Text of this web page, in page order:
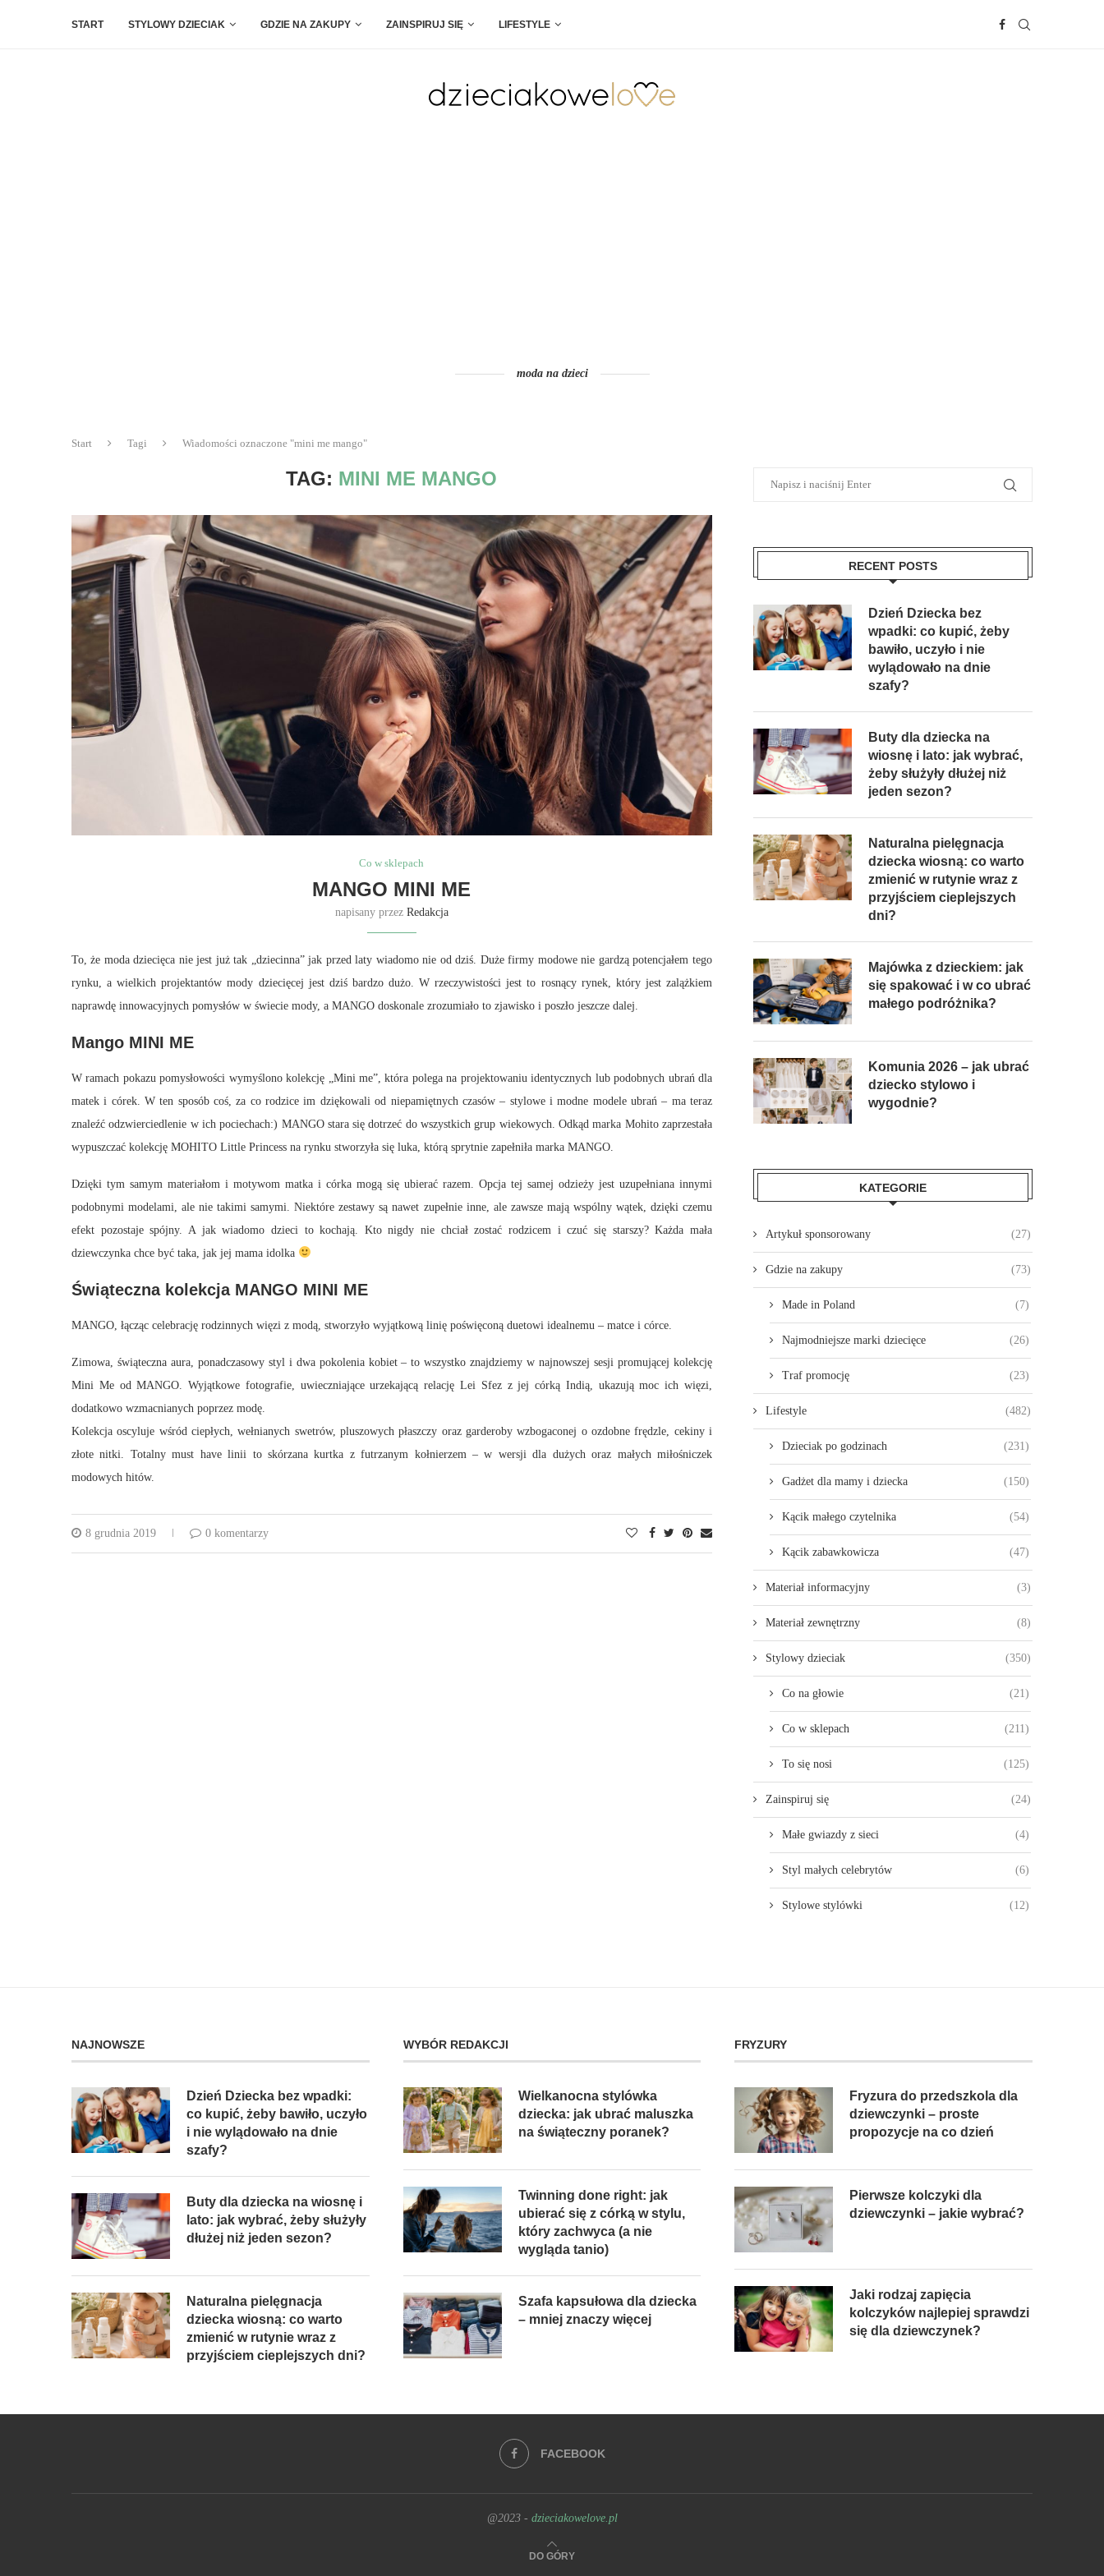
START STYLOWY DZIECIAK GDZIE NA ZAKUPY ZAINSPIRUJ SIĘ LIFESTYLE
moda na dzieci
Start Tagi Wiadomości oznaczone "mini me mango"
TAG: MINI ME MANGO
Co w sklepach
MANGO MINI ME
napisany przez Redakcja
To, że moda dziecięca nie jest już tak „dziecinna” jak przed laty wiadomo nie od dziś. Duże firmy modowe nie gardzą potencjałem tego
rynku, a wielkich projektantów mody dziecięcej jest dziś bardzo dużo. W rzeczywistości jest to rosnący rynek, który jest zalążkiem
naprawdę innowacyjnych pomysłów w świecie mody, a MANGO doskonale zrozumiało to zjawisko i poszło jeszcze dalej.
Mango MINI ME
W ramach pokazu pomysłowości wymyślono kolekcję „Mini me”, która polega na projektowaniu identycznych lub podobnych ubrań dla
matek i córek. W ten sposób coś, za co rodzice im dziękowali od niepamiętnych czasów – stylowe i modne modele ubrań – ma teraz
znaleźć odzwierciedlenie w ich pociechach:) MANGO stara się dotrzeć do wszystkich grup wiekowych. Odkąd marka Mohito zaprzestała
wypuszczać kolekcję MOHITO Little Princess na rynku stworzyła się luka, którą sprytnie zapełniła marka MANGO.
Dzięki tym samym materiałom i motywom matka i córka mogą się ubierać razem. Opcja tej samej odzieży jest uzupełniana innymi
podobnymi modelami, ale nie takimi samymi. Niektóre zestawy są nawet zupełnie inne, ale zawsze mają wspólny wątek, dzięki czemu
efekt pozostaje spójny. A jak wiadomo dzieci to kochają. Kto nigdy nie chciał zostać rodzicem i czuć się starszy? Każda mała
dziewczynka chce być taka, jak jej mama idolka
Świąteczna kolekcja MANGO MINI ME
MANGO, łącząc celebrację rodzinnych więzi z modą, stworzyło wyjątkową linię poświęconą duetowi idealnemu – matce i córce.
Zimowa, świąteczna aura, ponadczasowy styl i dwa pokolenia kobiet – to wszystko znajdziemy w najnowszej sesji promującej kolekcję
Mini Me od MANGO. Wyjątkowe fotografie, uwieczniające urzekającą relację Lei Sfez z jej córką Indią, ukazują moc ich więzi,
dodatkowo wzmacnianych poprzez modę.
Kolekcja oscyluje wśród ciepłych, wełnianych swetrów, pluszowych płaszczy oraz garderoby wzbogaconej o ozdobne frędzle, cekiny i
złote nitki. Totalny must have linii to skórzana kurtka z futrzanym kołnierzem – w wersji dla dużych oraz małych miłośniczek
modowych hitów.
8 grudnia 2019 0 komentarzy
RECENT POSTS
Dzień Dziecka bez
wpadki: co kupić, żeby
bawiło, uczyło i nie
wylądowało na dnie
szafy?
Buty dla dziecka na
wiosnę i lato: jak wybrać,
żeby służyły dłużej niż
jeden sezon?
Naturalna pielęgnacja
dziecka wiosną: co warto
zmienić w rutynie wraz z
przyjściem cieplejszych
dni?
Majówka z dzieckiem: jak
się spakować i w co ubrać
małego podróżnika?
Komunia 2026 – jak ubrać
dziecko stylowo i
wygodnie?
KATEGORIE
Artykuł sponsorowany (27)
Gdzie na zakupy (73)
Made in Poland (7)
Najmodniejsze marki dziecięce (26)
Traf promocję (23)
Lifestyle (482)
Dzieciak po godzinach (231)
Gadżet dla mamy i dziecka (150)
Kącik małego czytelnika (54)
Kącik zabawkowicza (47)
Materiał informacyjny (3)
Materiał zewnętrzny (8)
Stylowy dzieciak (350)
Co na głowie (21)
Co w sklepach (211)
To się nosi (125)
Zainspiruj się (24)
Małe gwiazdy z sieci (4)
Styl małych celebrytów (6)
Stylowe stylówki (12)
NAJNOWSZE
Dzień Dziecka bez wpadki:
co kupić, żeby bawiło, uczyło
i nie wylądowało na dnie
szafy?
Buty dla dziecka na wiosnę i
lato: jak wybrać, żeby służyły
dłużej niż jeden sezon?
Naturalna pielęgnacja
dziecka wiosną: co warto
zmienić w rutynie wraz z
przyjściem cieplejszych dni?
WYBÓR REDAKCJI
Wielkanocna stylówka
dziecka: jak ubrać maluszka
na świąteczny poranek?
Twinning done right: jak
ubierać się z córką w stylu,
który zachwyca (a nie
wygląda tanio)
Szafa kapsułowa dla dziecka
– mniej znaczy więcej
FRYZURY
Fryzura do przedszkola dla
dziewczynki – proste
propozycje na co dzień
Pierwsze kolczyki dla
dziewczynki – jakie wybrać?
Jaki rodzaj zapięcia
kolczyków najlepiej sprawdzi
się dla dziewczynek?
FACEBOOK
@2023 - dzieciakowelove.pl
DO GÓRY